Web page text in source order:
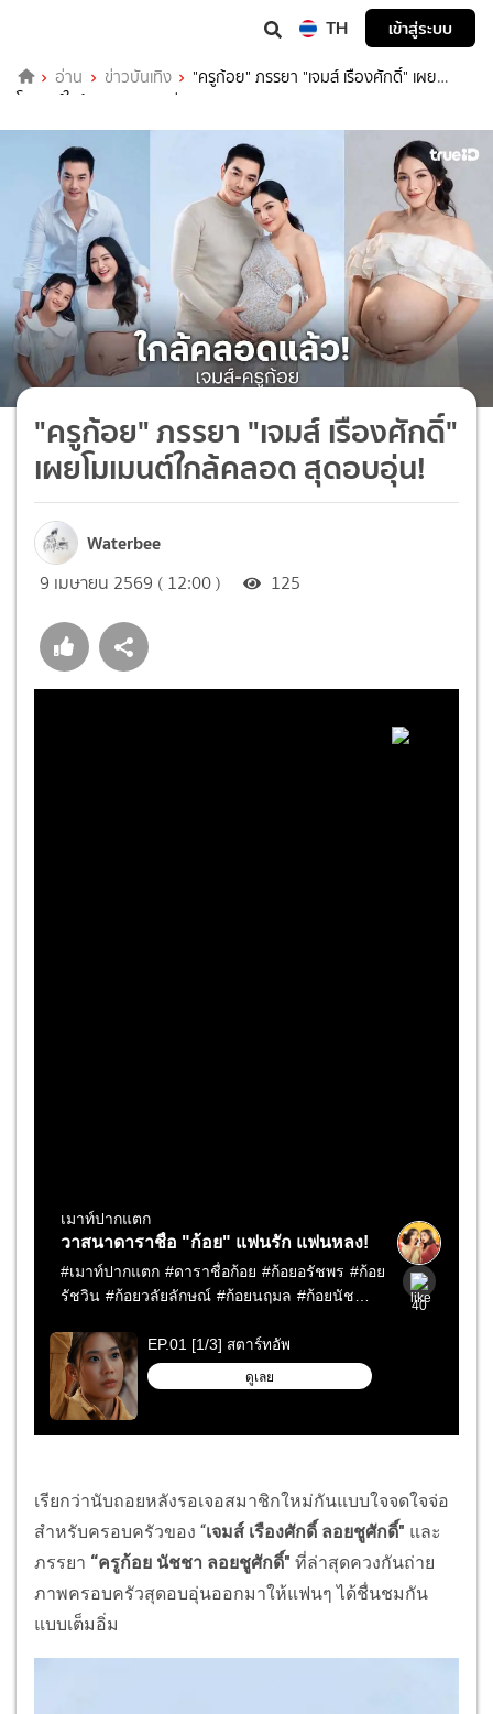
TH เข้าสู่ระบบ
อ่าน ข่าวบันเทิง
"ครูก้อย" ภรรยา "เจมส์ เรืองศักดิ์" เผย
โมเมนต์ใกล้คลอด สุดอบอุ่น!
"ครูก้อย" ภรรยา "เจมส์ เรืองศักดิ์"
เผยโมเมนต์ใกล้คลอด สุดอบอุ่น!
Waterbee
9 เมษายน 2569 ( 12:00 ) 125
เรียกว่านับถอยหลังรอเจอสมาชิกใหม่กันแบบใจจดใจจ่อ
สำหรับครอบครัวของ “เจมส์ เรืองศักดิ์ ลอยชูศักดิ์" และ
ภรรยา “ครูก้อย นัชชา ลอยชูศักดิ์" ที่ล่าสุดควงกันถ่าย
ภาพครอบครัวสุดอบอุ่นออกมาให้แฟนๆ ได้ชื่นชมกัน
แบบเต็มอิ่ม